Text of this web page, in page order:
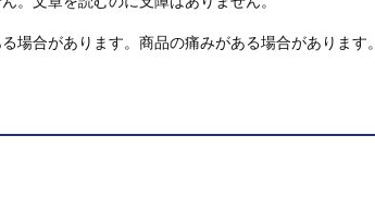
場合があります。商品の痛みがある場合があります。